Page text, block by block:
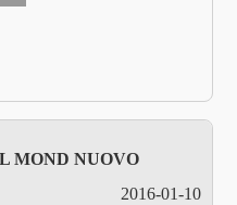
MOND NUOVO
2016-01-10